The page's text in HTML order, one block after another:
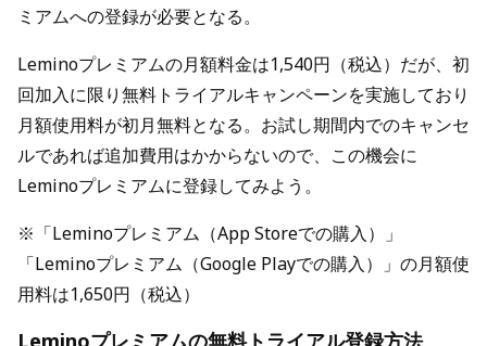
ミアムへの登録が必要となる。
Leminoプレミアムの月額料金は1,540円（税込）だが、初
回加入に限り無料トライアルキャンペーンを実施しており
月額使用料が初月無料となる。お試し期間内でのキャンセ
ルであれば追加費用はかからないので、この機会に
Leminoプレミアムに登録してみよう。
※「Leminoプレミアム（App Storeでの購入）」
「Leminoプレミアム（Google Playでの購入）」の月額使
用料は1,650円（税込）
Leminoプレミアムの無料トライアル登録方法